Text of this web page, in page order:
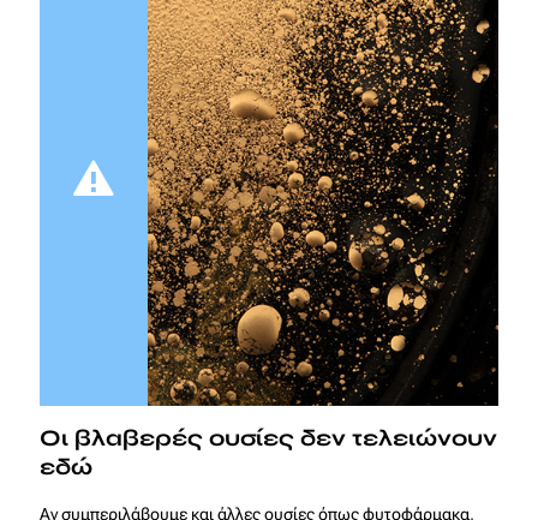
Οι βλαβερές ουσίες δεν τελειώνουν
εδώ
Αν συμπεριλάβουμε και άλλες ουσίες όπως φυτοφάρμακα,